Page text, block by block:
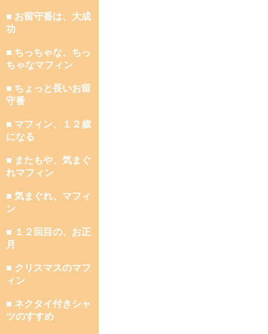
■ お留守番は、大成
功
■ ちっちゃな、ちっ
ちゃなマフィン
■ ちょっと長いお留
守番
■ マフィン、１２歳
になる
■ またもや、気まぐ
れマフィン
■ 気まぐれ、マフィ
ン
■ １２回目の、お正
月
■ クリスマスのマフ
ィン
■ ネクタイ付きシャ
ツのすすめ